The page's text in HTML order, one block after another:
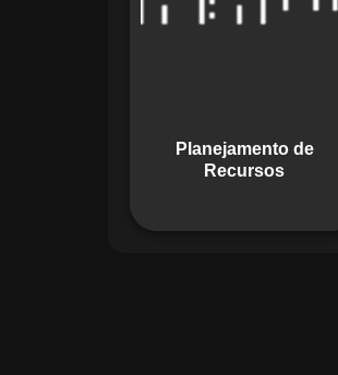
Planejamento de
Recursos
garante o uso
promovendo